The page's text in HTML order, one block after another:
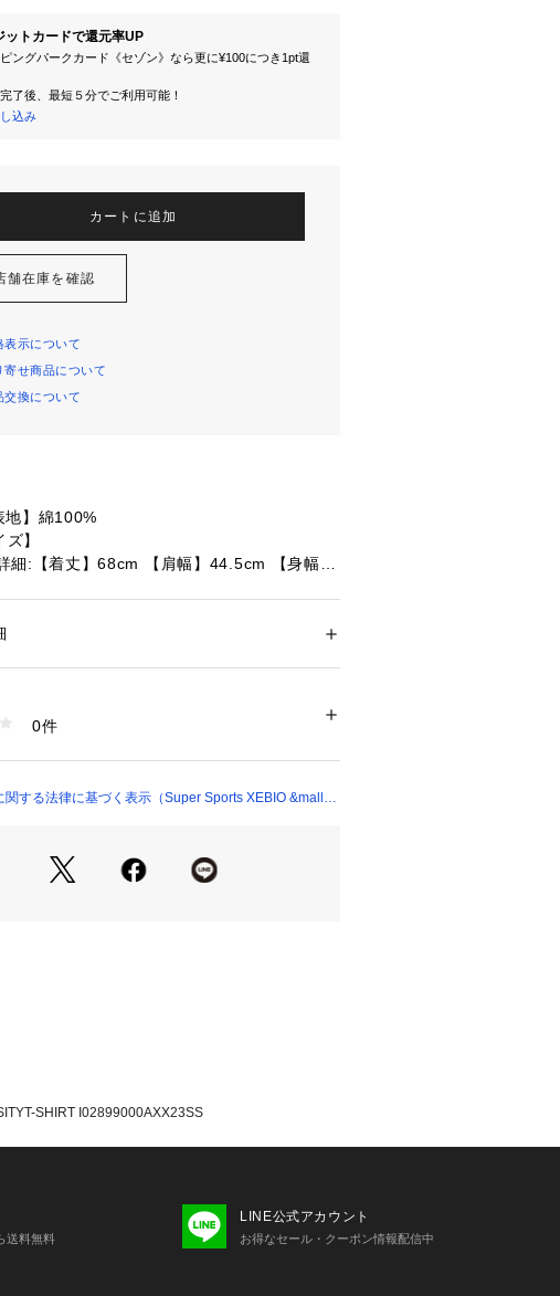
ットカードで還元率UP
ングパークカード《セゾン》なら更に¥100につき1pt還
了後、最短５分でご利用可能！
込み
カートに追加
舗在庫を確認
表示について
寄せ商品について
交換について
地】綿100%
ズ】
細:【着丈】68cm 【肩幅】44.5cm 【身幅】
丈】23cm
細:【着丈】75cm 【肩幅】52cm 【身幅】5
丈】25cm
製
入にあたっての注意事項】
の採寸・計量方法により計測を行っておりま
ソー Men's Mens メンズ めんず 男性 トッ
イト 48wcpn_10 Tシャツ デザインxe24 父
ズ
（ショップ）
0件
関する法律に基づく表示（Super Sports XEBIO &mall
SHIRT I02899000AXX23SS
送料無料
LINE公式アカウント
お得なセール・クーポン情報配信中